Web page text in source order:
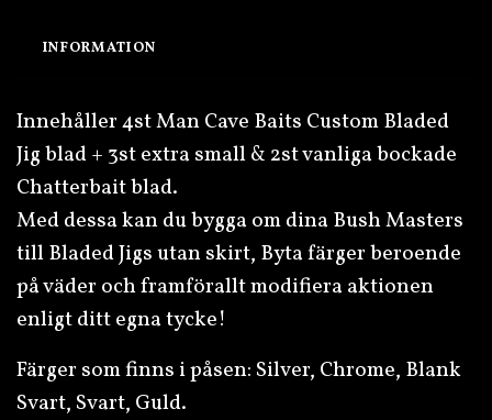
INFORMATION
Innehåller 4st Man Cave Baits Custom Bladed
Jig blad + 3st extra small & 2st vanliga bockade
Chatterbait blad.
Med dessa kan du bygga om dina Bush Masters
till Bladed Jigs utan skirt, Byta färger beroende
på väder och framförallt modifiera aktionen
enligt ditt egna tycke!
Färger som finns i påsen: Silver, Chrome, Blank
Svart, Svart, Guld.